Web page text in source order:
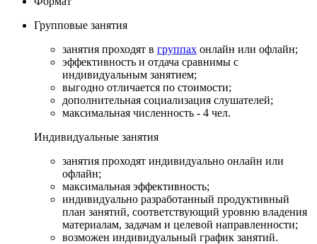
Групповые занятия
занятия проходят в группах онлайн или офлайн;
эффективность и отдача сравнимы с
индивидуальным занятием;
выгодно отличается по стоимости;
дополнительная социализация слушателей;
максимальная численность - 4 чел.
Индивидуальные занятия
занятия проходят индивидуально онлайн или
офлайн;
максимальная эффективность;
индивидуально разработанный продуктивный
план занятий, соответствующий уровню владения
материалам, задачам и целевой направленности;
возможен индивидуальный график занятий.